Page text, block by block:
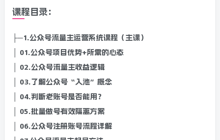
课程目录：
├─1.公众号流量主运营系统课程（主课）
│ 01.公众号项目优势+所需的心态
│ 02.公众号流量主收益逻辑
│ 03.了解公众号“入池”概念
│ 04.判断老账号是否能用？
│ 05.批量做号有效隔离方案
│ 06.公众号注册账号流程详解